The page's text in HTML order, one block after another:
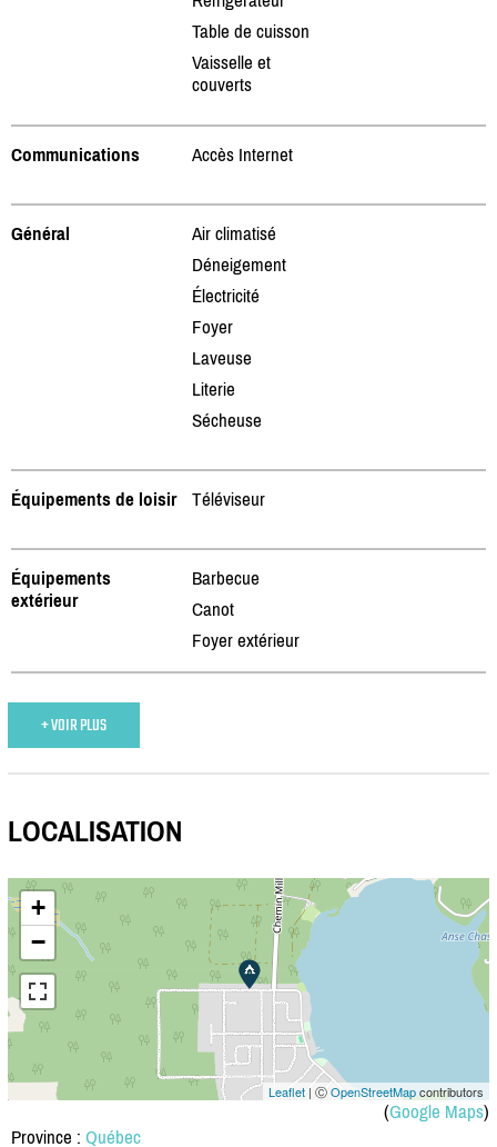
Table de cuisson
Vaisselle et
couverts
Communications Accès Internet
Général
Air climatisé
Déneigement
Électricité
Foyer
Laveuse
Literie
Sécheuse
Équipements de loisir Téléviseur
Équipements
extérieur
Barbecue
Canot
Foyer extérieur
+ VOIR PLUS
LOCALISATION
+
−
Leaflet | ⒸOpenStreetMapcontributors
(Google Maps)
Province : Québec